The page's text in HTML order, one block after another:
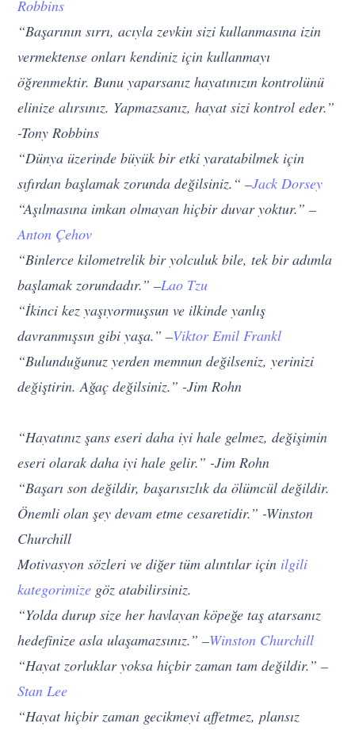
Robbins
“Başarının sırrı, acıyla zevkin sizi kullanmasına izin
vermektense onları kendiniz için kullanmayı
öğrenmektir. Bunu yaparsanız hayatınızın kontrolünü
elinize alırsınız. Yapmazsanız, hayat sizi kontrol eder.”
-Tony Robbins
“Dünya üzerinde büyük bir etki yaratabilmek için
sıfırdan başlamak zorunda değilsiniz.“ –Jack Dorsey
“Aşılmasına imkan olmayan hiçbir duvar yoktur.” –
Anton Çehov
“Binlerce kilometrelik bir yolculuk bile, tek bir adımla
başlamak zorundadır.” –Lao Tzu
“İkinci kez yaşıyormuşsun ve ilkinde yanlış
davranmışsın gibi yaşa.” –Viktor Emil Frankl
“Bulunduğunuz yerden memnun değilseniz, yerinizi
değiştirin. Ağaç değilsiniz.” -Jim Rohn
“Hayatınız şans eseri daha iyi hale gelmez, değişimin
eseri olarak daha iyi hale gelir.” -Jim Rohn
“Başarı son değildir, başarısızlık da ölümcül değildir.
Önemli olan şey devam etme cesaretidir.” -Winston
Churchill
Motivasyon sözleri ve diğer tüm alıntılar için ilgili
kategorimize göz atabilirsiniz.
“Yolda durup size her havlayan köpeğe taş atarsanız
hedefinize asla ulaşamazsınız.” –Winston Churchill
“Hayat zorluklar yoksa hiçbir zaman tam değildir.” –
Stan Lee
“Hayat hiçbir zaman gecikmeyi affetmez, plansız